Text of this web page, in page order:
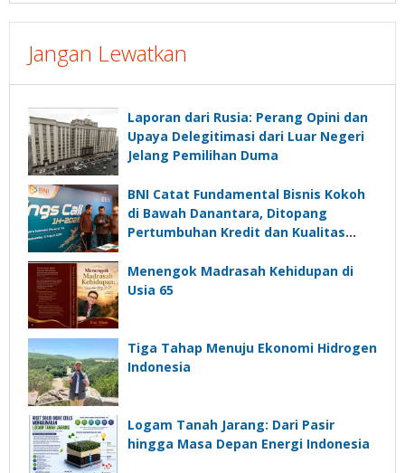
Jangan Lewatkan
Laporan dari Rusia: Perang Opini dan
Upaya Delegitimasi dari Luar Negeri
Jelang Pemilihan Duma
BNI Catat Fundamental Bisnis Kokoh
di Bawah Danantara, Ditopang
Pertumbuhan Kredit dan Kualitas
Menengok Madrasah Kehidupan di
Usia 65
Tiga Tahap Menuju Ekonomi Hidrogen
Indonesia
Logam Tanah Jarang: Dari Pasir
hingga Masa Depan Energi Indonesia